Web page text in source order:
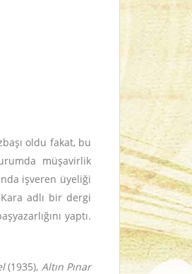
oldu fakat, bu
müşavirlik
işveren üyeliği
adlı bir dergi
yaptı.
(1935), Altın Pınar